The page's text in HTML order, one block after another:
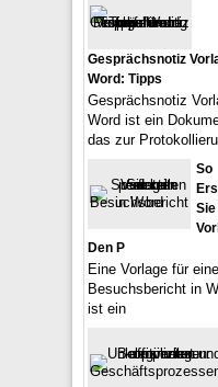
Gesprächsnotiz
Word: Tipps
Gesprächsnotiz
Word ist ein
das zur
So
Den P
Eine Vorlage für
Besuchsbericht in
ist ein